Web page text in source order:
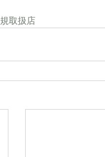
取扱店